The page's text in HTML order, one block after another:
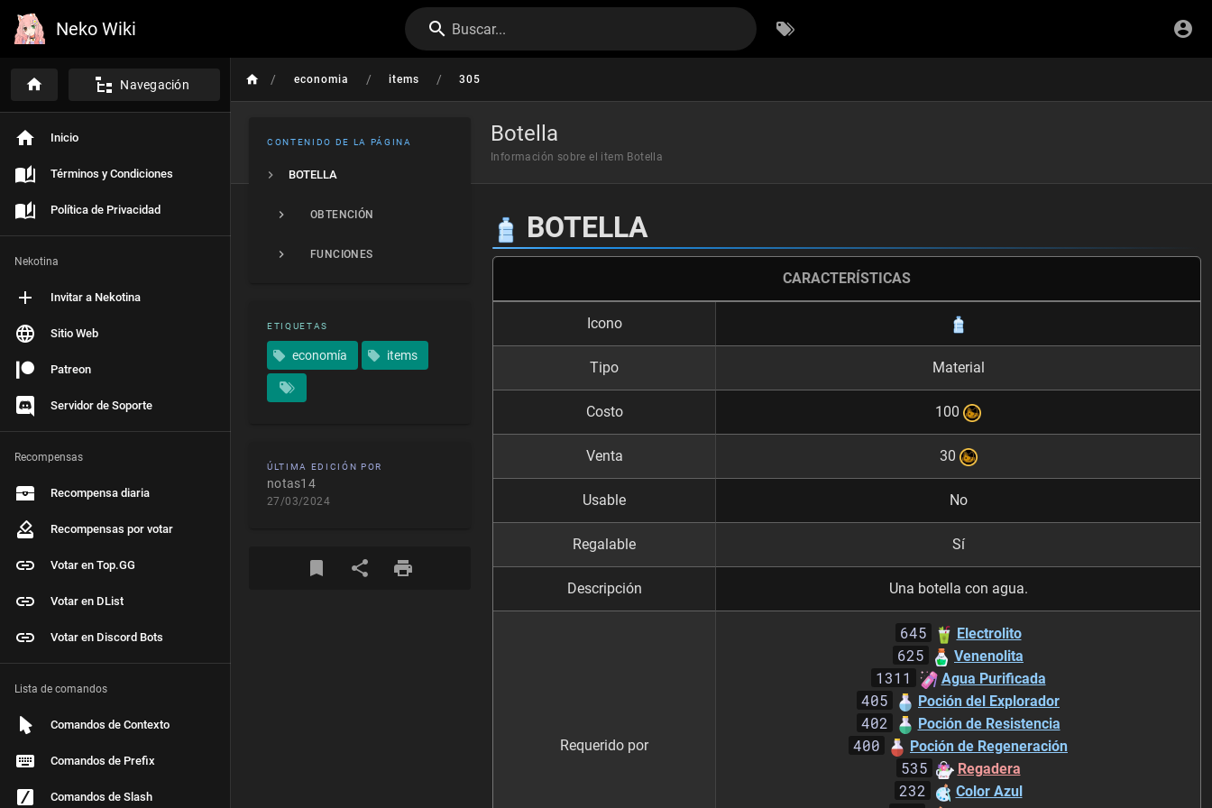
Neko Wiki Buscar...
Navegación
Inicio
Términos y Condiciones
Política de Privacidad
Nekotina
Invitar a Nekotina
Sitio Web
Patreon
Servidor de Soporte
Recompensas
Recompensa diaria
Recompensas por votar
Votar en Top.GG
Votar en DList
Votar en Discord Bots
Lista de comandos
Comandos de Contexto
Comandos de Prefix
Comandos de Slash
/ economia / items / 305
Botella
Información sobre el item Botella
CONTENIDO DE LA PÁGINA
BOTELLA
OBTENCIÓN
FUNCIONES
ETIQUETAS
economía items
ÚLTIMA EDICIÓN POR
notas14
27/03/2024
BOTELLA
CARACTERÍSTICAS
Icono
Tipo Material
Costo 100
Venta 30
Usable No
Regalable Sí
Descripción Una botella con agua.
Requerido por
645 Electrolito
625 Venenolita
1311 Agua Purificada
405 Poción del Explorador
402 Poción de Resistencia
400 Poción de Regeneración
535 Regadera
232 Color Azul